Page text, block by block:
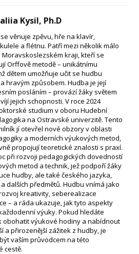
Kysil, Ph.D
věnuje zpěvu, hře na klavír,
a flétnu. Patří mezi několik málo
kraji, kteří se
Orffově metodě – unikátnímu
dětem umožňuje učit se hudbu
hravým způsobem. Hudba je její
posláním – provází žáky světem
jejich schopnosti. V roce 2024
studium v oboru Hudební
na Ostravské univerzitě. Tento
jí otevřel nové obzory v oblasti
a moderních výukových metod,
propojují teoretické znalosti s praxí.
při rozvoji pedagogických dovedností
metod a technik, jež podpoří žáky
hudby, ale také českého jazyka,
dalších předmětů. Hudbu vnímá jako
kreativity, seberealizace
– a ráda ukazuje, jak tyto aspekty
výuky. Pokud hledáte
obohatit výukové hodiny a nabídnout
a přirozenější zážitek z hudby, je
vaším průvodcem na této
cestě.